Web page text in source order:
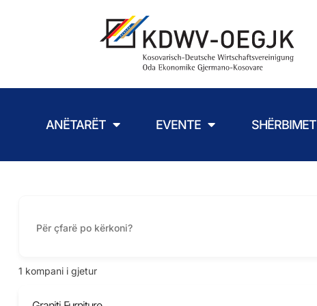
ANËTARËT EVENTE SHËRBIMET
1 kompani i gjetur